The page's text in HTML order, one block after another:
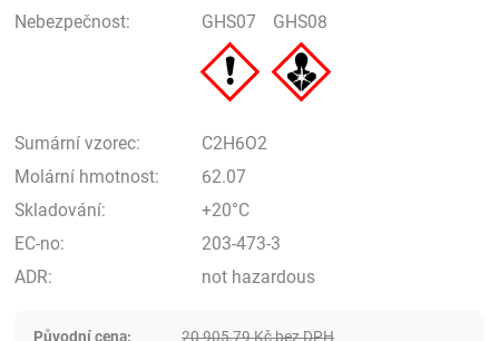
Nebezpečnost:
GHS07 GHS08
Sumární vzorec:
C2H6O2
Molární hmotnost:
62.07
Skladování:
+20°C
EC-no:
203-473-3
ADR:
not hazardous
Původní cena: 20 905,79Kčbez DPH